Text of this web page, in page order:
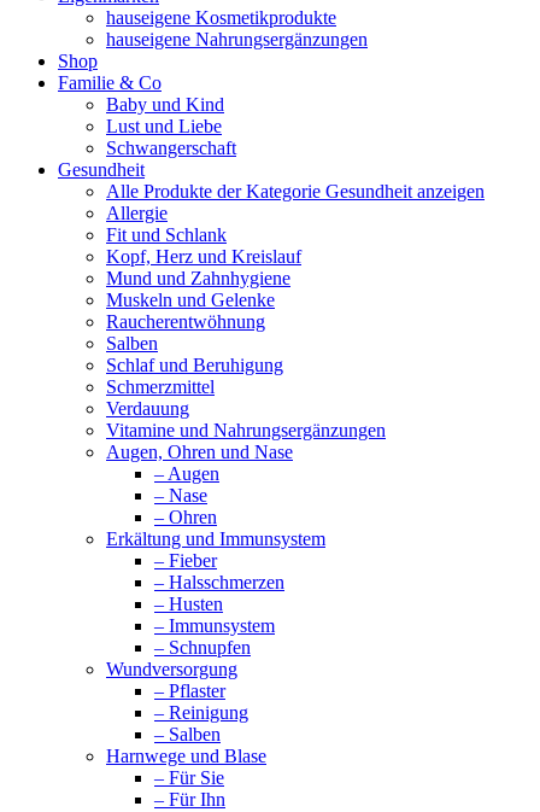
hauseigene Kosmetikprodukte
hauseigene Nahrungsergänzungen
Shop
Familie & Co
Baby und Kind
Lust und Liebe
Schwangerschaft
Gesundheit
Alle Produkte der Kategorie Gesundheit anzeigen
Allergie
Fit und Schlank
Kopf, Herz und Kreislauf
Mund und Zahnhygiene
Muskeln und Gelenke
Raucherentwöhnung
Salben
Schlaf und Beruhigung
Schmerzmittel
Verdauung
Vitamine und Nahrungsergänzungen
Augen, Ohren und Nase
– Augen
– Nase
– Ohren
Erkältung und Immunsystem
– Fieber
– Halsschmerzen
– Husten
– Immunsystem
– Schnupfen
Wundversorgung
– Pflaster
– Reinigung
– Salben
Harnwege und Blase
– Für Sie
– Für Ihn